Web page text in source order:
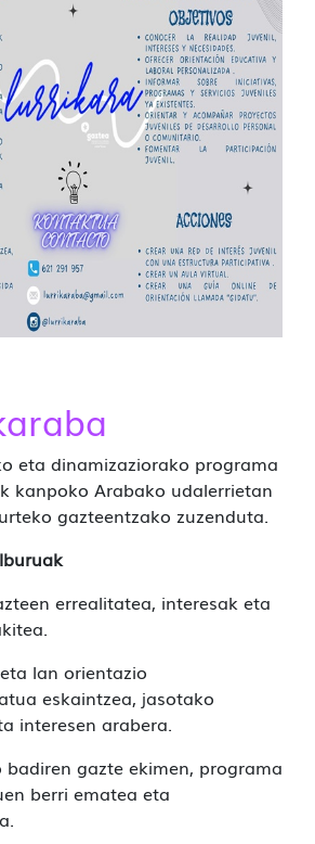
eta dinamizaziorako programa
kanpoko Arabako udalerrietan
gazteentzako zuzenduta.
errealitatea, interesak eta
lan orientazio
eskaintzea, jasotako
interesen arabera.
badiren gazte ekimen, programa
berri ematea eta